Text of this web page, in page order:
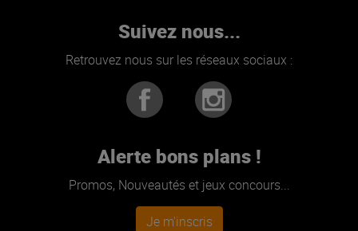
Suivez nous...
Retrouvez nous sur les réseaux sociaux :
Alerte bons plans !
Promos, Nouveautés et jeux concours...
Je m'inscris